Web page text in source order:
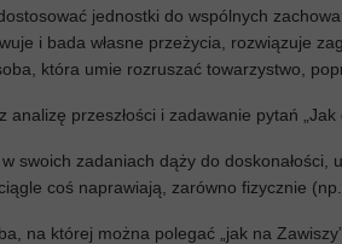
jednostki do wspólnych
i bada własne przeżycia, rozwiązuje
która umie rozruszać towarzystwo,
przeszłości i zadawanie pytań
swoich zadaniach dąży do doskonałości,
coś naprawiają, zarówno fizycznie
na której można polegać „jak na